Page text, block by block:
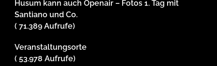
Husum kann auch Openair – Fotos 1. Tag mit
Santiano und Co.
( 71.389 Aufrufe)
Veranstaltungsorte
( 53.978 Aufrufe)